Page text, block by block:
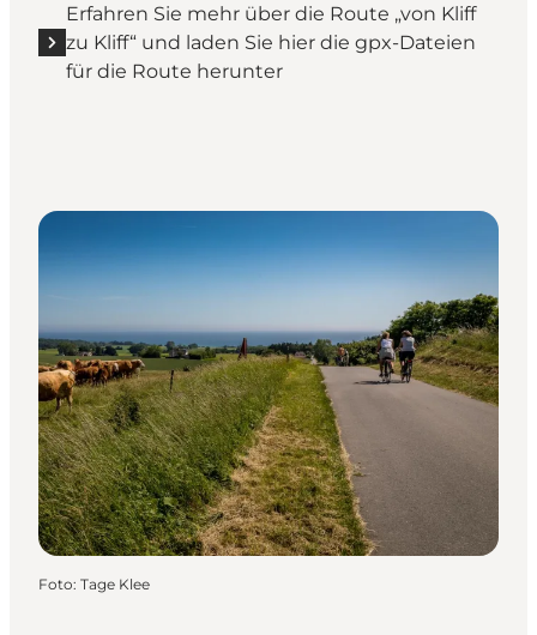
Erfahren Sie mehr über die Route „von Kliff
zu Kliff“ und laden Sie hier die gpx-Dateien
für die Route herunter
Foto: Tage Klee